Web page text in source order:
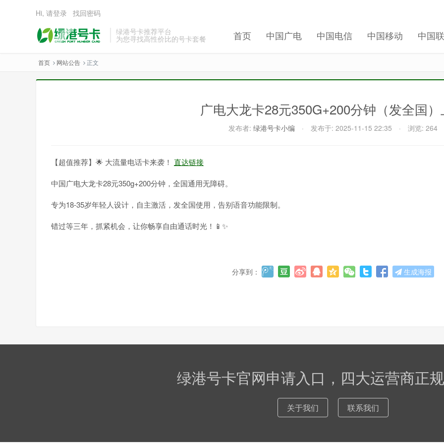
绿港号卡推荐平台
为您寻找高性价比的号卡套餐 首页 中国广电 中国电信 中国移动 中国
Hi, 请登录 找回密码
首页 网站公告 正文
广电大龙卡28元350G+200分钟（发全国
发布者: 绿港号卡小编 · 发布于: 2025-11-15 22:35 · 浏览: 264
【超值推荐】🌟 大流量电话卡来袭！ 直达链接
中国广电大龙卡28元350g+200分钟，全国通用无障碍。
专为18-35岁年轻人设计，自主激活，发全国使用，告别语音功能限制。
错过等三年，抓紧机会，让你畅享自由通话时光！📱✨
分享到： 生成海报
绿港号卡官网申请入口，四大运营商正
关于我们 联系我们